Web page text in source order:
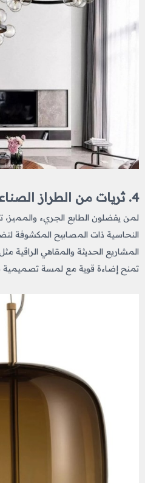
4. ثريات من الطراز الصناعي (Industrial Style)
لمن يفضلون الطابع الجريء والمميز،
النحاسية ذات المصابيح المكشوفة
المشاريع الحديثة والمقاهي الراقية
تمنح إضاءة قوية مع لمسة تصميمية